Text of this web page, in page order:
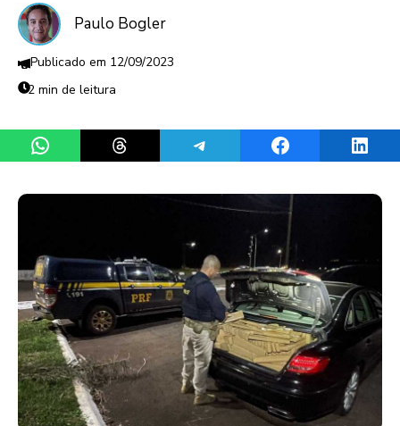
Paulo Bogler
12/09/2023
2 min de leitura
Share on WhatsAppShare on ThreadsShare on TelegramShare on Facebook